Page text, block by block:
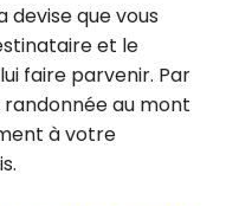
devise que vous
et le
faire parvenir. Par
au mont
à votre